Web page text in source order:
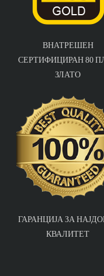
ВНАТРЕШЕН
СЕРТИФИЦИРАН 80
ЗЛАТО
ГАРАНЦИЈА ЗА
КВАЛИТЕТ